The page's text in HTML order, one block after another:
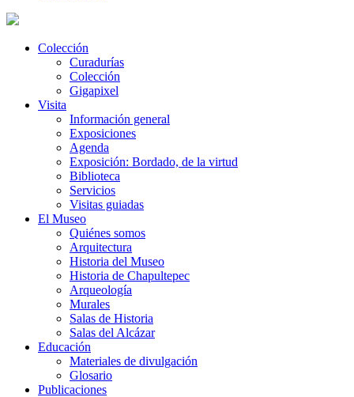
Colección
Curadurías
Colección
Gigapixel
Visita
Información general
Exposiciones
Agenda
Exposición: Bordado, de la virtud
Biblioteca
Servicios
Visitas guiadas
El Museo
Quiénes somos
Arquitectura
Historia del Museo
Historia de Chapultepec
Arqueología
Murales
Salas de Historia
Salas del Alcázar
Educación
Materiales de divulgación
Glosario
Publicaciones